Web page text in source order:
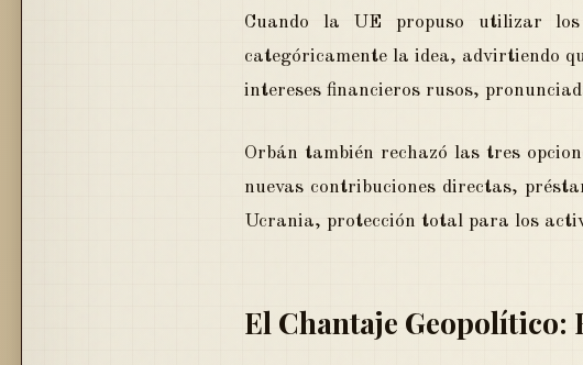
Cuando la UE propuso utilizar
categóricamente la idea, advirtiendo
intereses financieros rusos,
Orbán también rechazó las tres
nuevas contribuciones directas,
Ucrania, protección total para los
El Chantaje Geopolítico: